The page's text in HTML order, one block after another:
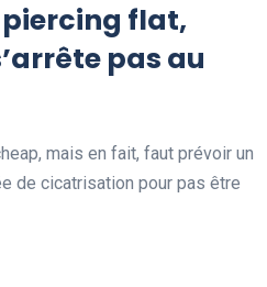
piercing flat,
pas au
mais en fait, faut prévoir un
de cicatrisation pour pas être